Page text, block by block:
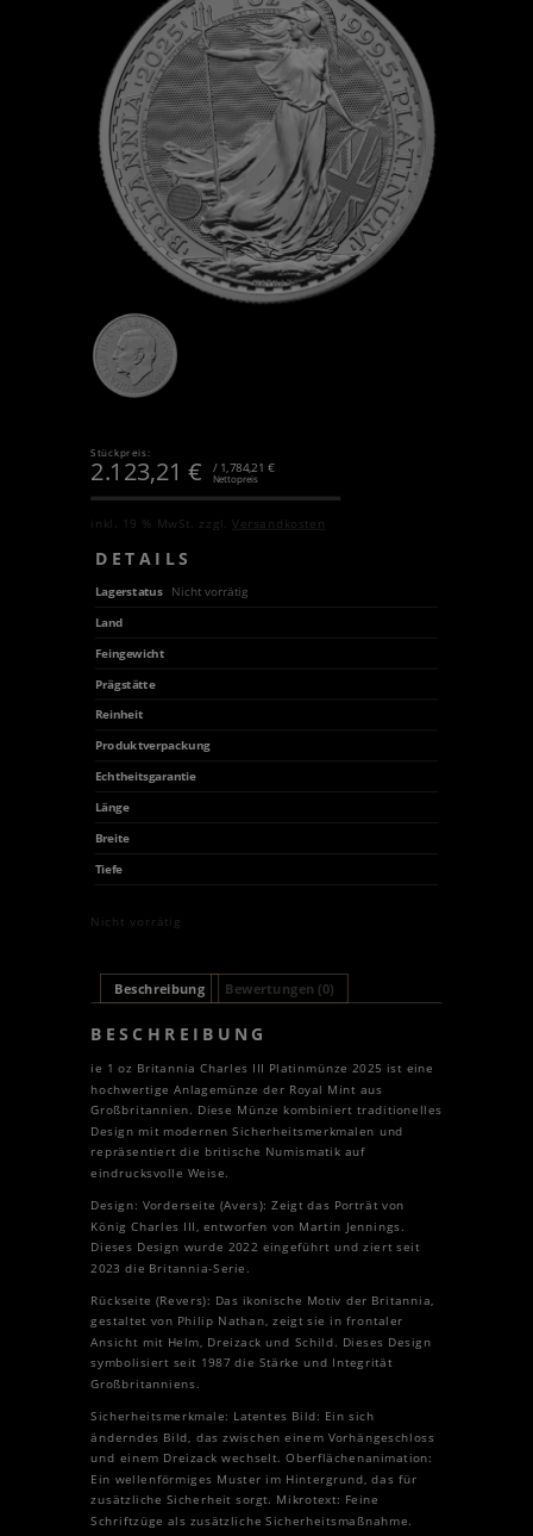
Stückpreis:
2.123,21€ / 1,784,21 €
Nettopreis
inkl. 19 % MwSt. zzgl.Versandkosten
DETAILS
Lagerstatus
Nicht vorrätig
Land
Feingewicht
Prägstätte
Reinheit
Produktverpackung
Echtheitsgarantie
Länge
Breite
Tiefe
Nicht vorrätig
Beschreibung Bewertungen (0)
BESCHREIBUNG
ie 1 oz Britannia Charles III Platinmünze 2025 ist eine
hochwertige Anlagemünze der Royal Mint aus
Großbritannien. Diese Münze kombiniert traditionelles
Design mit modernen Sicherheitsmerkmalen und
repräsentiert die britische Numismatik auf
eindrucksvolle Weise.
Design: Vorderseite (Avers): Zeigt das Porträt von
König Charles III, entworfen von Martin Jennings.
Dieses Design wurde 2022 eingeführt und ziert seit
2023 die Britannia-Serie.
Rückseite (Revers): Das ikonische Motiv der Britannia,
gestaltet von Philip Nathan, zeigt sie in frontaler
Ansicht mit Helm, Dreizack und Schild. Dieses Design
symbolisiert seit 1987 die Stärke und Integrität
Großbritanniens.
Sicherheitsmerkmale: Latentes Bild: Ein sich
änderndes Bild, das zwischen einem Vorhängeschloss
und einem Dreizack wechselt. Oberflächenanimation:
Ein wellenförmiges Muster im Hintergrund, das für
zusätzliche Sicherheit sorgt. Mikrotext: Feine
Schriftzüge als zusätzliche Sicherheitsmaßnahme.